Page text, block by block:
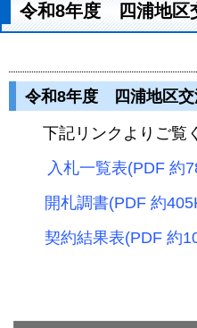
令和8年度 四浦地区
令和8年度 四浦地区交
下記リンクよりご覧く
入札一覧表(PDF 約
開札調書(PDF 約
契約結果表(PDF 約